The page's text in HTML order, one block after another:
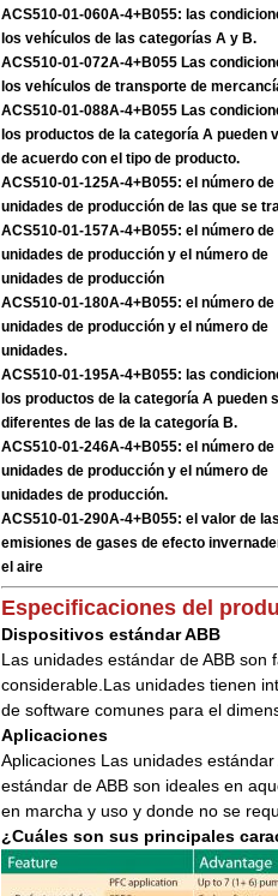
ACS510-01-060A-4+B055: las
los vehículos de las categorías A y B.
ACS510-01-072A-4+B055 Las
los vehículos de transporte de
ACS510-01-088A-4+B055 Las
los productos de la categoría A pueden
de acuerdo con el tipo de producto.
ACS510-01-125A-4+B055: el número de
unidades de producción de las que se
ACS510-01-157A-4+B055: el número de
unidades de producción y el número de
unidades de producción
ACS510-01-180A-4+B055: el número de
unidades de producción y el número de
unidades.
ACS510-01-195A-4+B055: las
los productos de la categoría A pueden
diferentes de las de la categoría B.
ACS510-01-246A-4+B055: el número de
unidades de producción y el número de
unidades de producción.
ACS510-01-290A-4+B055: el valor de las
emisiones de gases de efecto
el aire
Especificaciones del
Dispositivos estándar ABB
Las unidades estándar de ABB
considerable.Las unidades tienen
de software comunes para el
Aplicaciones
Aplicaciones Las unidades
estándar de ABB son ideales en
en marcha y uso y donde no se
¿Cuáles son sus principales